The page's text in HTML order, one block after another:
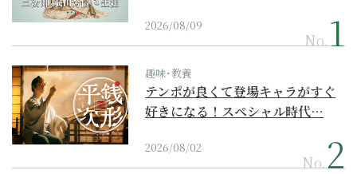
2026/08/09
No.
趣味･教養
テンポが良くて登場キャラがすぐ
好きになる！スペシャル時代…
2026/08/02
No.